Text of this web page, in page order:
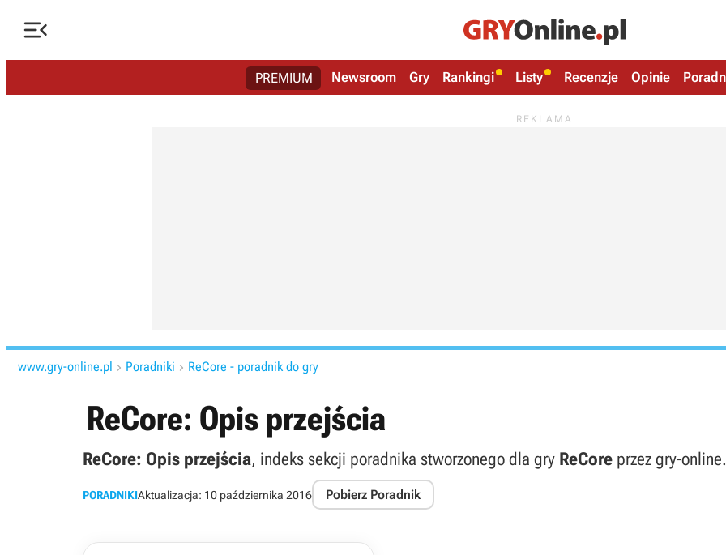

PREMIUM Newsroom Gry Rankingi Listy Recenzje Opinie
www.gry-online.pl  Poradniki  ReCore - poradnik do gry
ReCore: Opis przejścia
ReCore: Opis przejścia, indeks sekcji poradnika stworzonego dla gry ReCore przez gry-
PORADNIKIAktualizacja: 10 października 2016 Pobierz Poradnik